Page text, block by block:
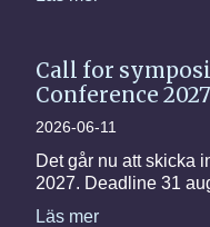
Call for
Conference
2026-06-11
Det går nu att skicka
2027. Deadline 31
Läs mer